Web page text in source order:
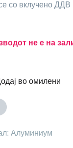
со вклучено ДДВ
не е на
во омилени
Алуминиум